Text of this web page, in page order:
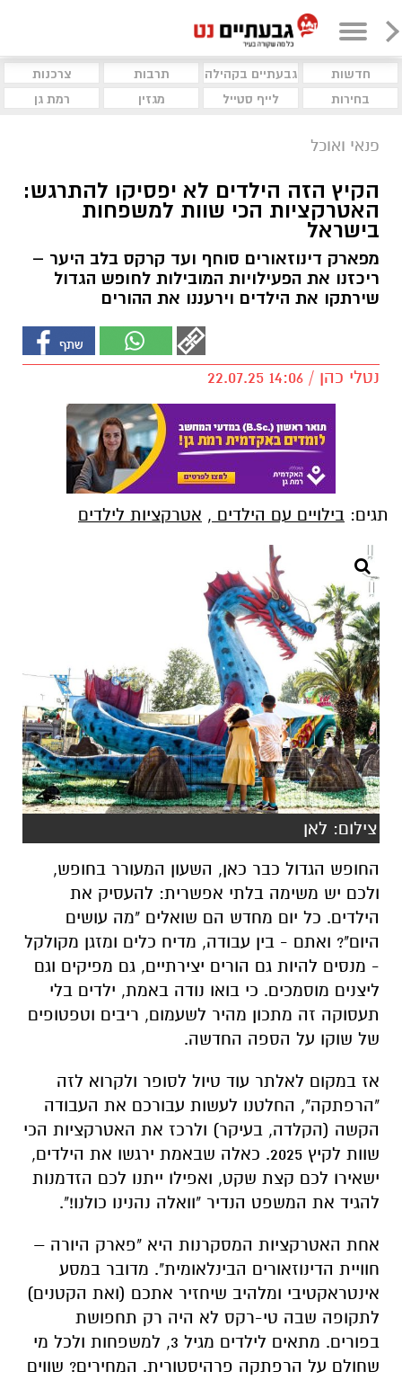
חדשות גבעתיים בקהילה תרבות
צרכנות
בחירות
לייף סטייל מגזין רמת גן
פנאי ואוכל
הקיץ הזה הילדים לא יפסיקו להתרגש:
האטרקציות הכי שוות למשפחות
בישראל
מפארק דינוזאורים סוחף ועד קרקס בלב היער –
ריכזנו את הפעילויות המובילות לחופש הגדול
שירתקו את הילדים וירעננו את ההורים
נטלי כהן / 14:06 22.07.25
תגים: בילויים עם הילדים , אטרקציות לילדים
צילום: לאן
החופש הגדול כבר כאן, השעון המעורר בחופש,
ולכם יש משימה בלתי אפשרית: להעסיק את
הילדים. כל יום מחדש הם שואלים "מה עושים
היום"? ואתם - בין עבודה, מדיח כלים ומזגן מקולקל
- מנסים להיות גם הורים יצירתיים, גם מפיקים וגם
ליצנים מוסמכים. כי בואו נודה באמת, ילדים בלי
תעסוקה זה מתכון מהיר לשעמום, ריבים וטפטופים
של שוקו על הספה החדשה.
אז במקום לאלתר עוד טיול לסופר ולקרוא לזה
"הרפתקה", החלטנו לעשות עבורכם את העבודה
הקשה (הקלדה, בעיקר) ולרכז את האטרקציות הכי
שוות לקיץ 2025. כאלה שבאמת ירגשו את הילדים,
ישאירו לכם קצת שקט, ואפילו ייתנו לכם הזדמנות
להגיד את המשפט הנדיר "וואלה נהנינו כולנו!".
אחת האטרקציות המסקרנות היא "פארק היורה –
חוויית הדינוזאורים הבינלאומית". מדובר במסע
אינטראקטיבי ומלהיב שיחזיר אתכם (ואת הקטנים)
לתקופה שבה טי-רקס לא היה רק תחפושת
בפורים. מתאים לילדים מגיל 3, למשפחות ולכל מי
שחולם על הרפתקה פרהיסטורית. המחירים? שווים